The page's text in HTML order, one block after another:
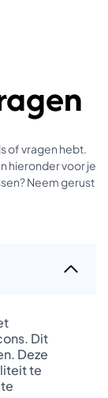
of vragen hebt.
hieronder voor je
Neem gerust
Dit
Deze
te